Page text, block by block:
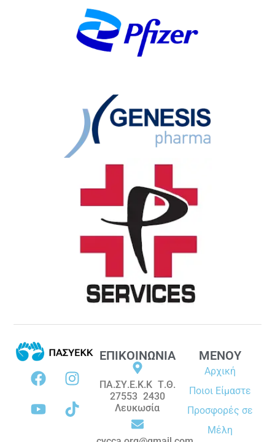
ΕΠΙΚΟΙΝΩΝΙΑ
ΠΑ.ΣΥ.Ε.Κ.Κ Τ.Θ.
27553 2430
Λευκωσία
ΜΕΝΟΥ
Αρχική
Ποιοι Είμαστε
Προσφορές σε
Μέλη